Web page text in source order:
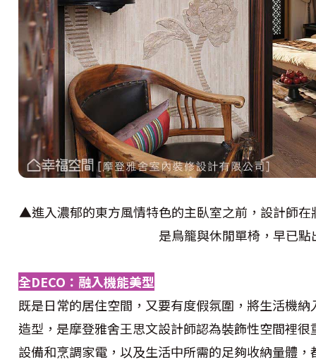
▲進入濃郁的東方風情特色的主臥室之前，設計師
是鳥籠與休閒單椅，早已點
全DECO：融入機能美型
既是日常的居住空間，又要有度假氛圍，將生活機
造型，是摩登雅舍王思文設計師認為裝飾性空間裡
設備和烹調家電，以及生活中所需的足夠收納量體